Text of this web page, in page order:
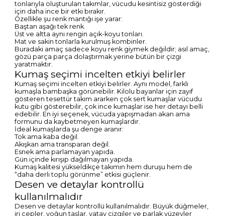
tonlarıyla oluşturulan takımlar, vücudu kesintisiz gösterdiği
için daha ince bir etki bırakır.
Özellikle şu renk mantığı işe yarar:
Baştan aşağı tek renk.
Üst ve altta aynı rengin açık-koyu tonları.
Mat ve sakin tonlarla kurulmuş kombinler.
Buradaki amaç sadece koyu renk giymek değildir; asıl amaç,
gözü parça parça dolaştırmak yerine bütün bir çizgi
yaratmaktır.
Kumaş seçimi incelten etkiyi belirler
Kumaş seçimi incelten etkiyi belirler. Aynı model, farklı
kumaşla bambaşka görünebilir. Kilolu bayanlar için zayıf
gösteren tesettür takım ararken çok sert kumaşlar vücudu
kutu gibi gösterebilir, çok ince kumaşlar ise her detayı belli
edebilir. En iyi seçenek, vücuda yapışmadan akan ama
formunu da kaybetmeyen kumaşlardır.
İdeal kumaşlarda şu denge aranır:
Tok ama kaba değil.
Akışkan ama transparan değil.
Esnek ama parlamayan yapıda.
Gün içinde kırışıp dağılmayan yapıda.
Kumaş kalitesi yükseldikçe takımın hem duruşu hem de
“daha derli toplu görünme” etkisi güçlenir.
Desen ve detaylar kontrollü
kullanılmalıdır
Desen ve detaylar kontrollü kullanılmalıdır. Büyük düğmeler,
iri cepler, yoğun taşlar, yatay çizgiler ve parlak yüzeyler